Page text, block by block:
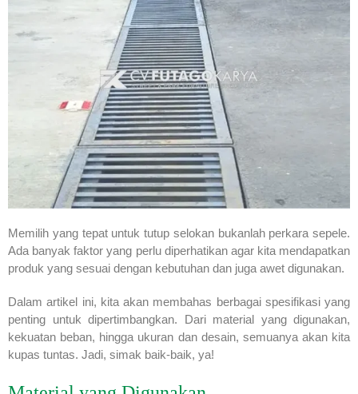
Memilih yang tepat untuk tutup selokan bukanlah perkara sepele.
Ada banyak faktor yang perlu diperhatikan agar kita mendapatkan
produk yang sesuai dengan kebutuhan dan juga awet digunakan.
Dalam artikel ini, kita akan membahas berbagai spesifikasi yang
penting untuk dipertimbangkan. Dari material yang digunakan,
kekuatan beban, hingga ukuran dan desain, semuanya akan kita
kupas tuntas. Jadi, simak baik-baik, ya!